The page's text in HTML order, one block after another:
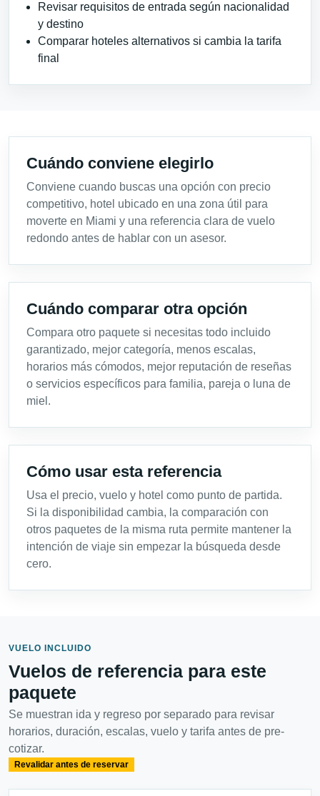
Revisar requisitos de entrada según nacionalidad
y destino
Comparar hoteles alternativos si cambia la tarifa
final
Cuándo conviene elegirlo
Conviene cuando buscas una opción con precio
competitivo, hotel ubicado en una zona útil para
moverte en Miami y una referencia clara de vuelo
redondo antes de hablar con un asesor.
Cuándo comparar otra opción
Compara otro paquete si necesitas todo incluido
garantizado, mejor categoría, menos escalas,
horarios más cómodos, mejor reputación de reseñas
o servicios específicos para familia, pareja o luna de
miel.
Cómo usar esta referencia
Usa el precio, vuelo y hotel como punto de partida.
Si la disponibilidad cambia, la comparación con
otros paquetes de la misma ruta permite mantener la
intención de viaje sin empezar la búsqueda desde
cero.
VUELO INCLUIDO
Vuelos de referencia para este
paquete
Se muestran ida y regreso por separado para revisar
horarios, duración, escalas, vuelo y tarifa antes de pre-
cotizar.
Revalidar antes de reservar